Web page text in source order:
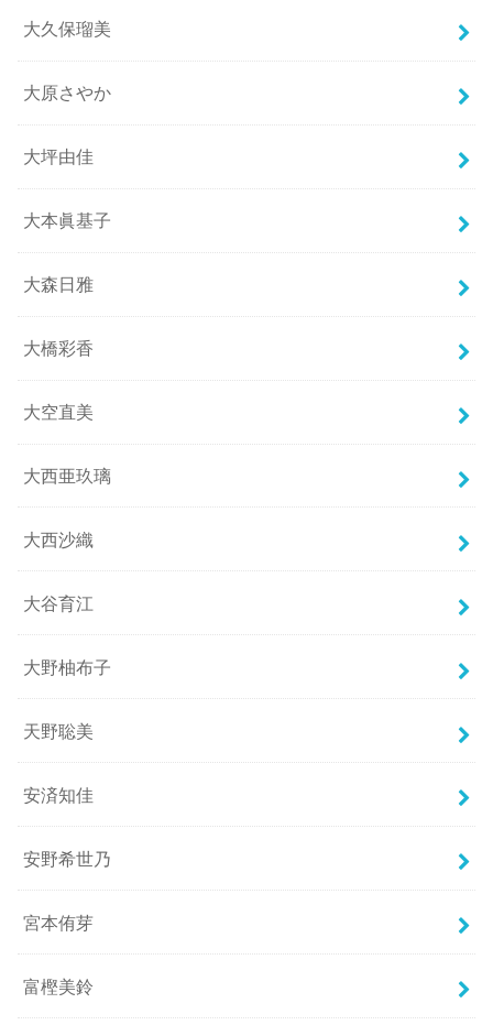
大久保瑠美
大原さやか
大坪由佳
大本眞基子
大森日雅
大橋彩香
大空直美
大西亜玖璃
大西沙織
大谷育江
大野柚布子
天野聡美
安済知佳
安野希世乃
宮本侑芽
富樫美鈴